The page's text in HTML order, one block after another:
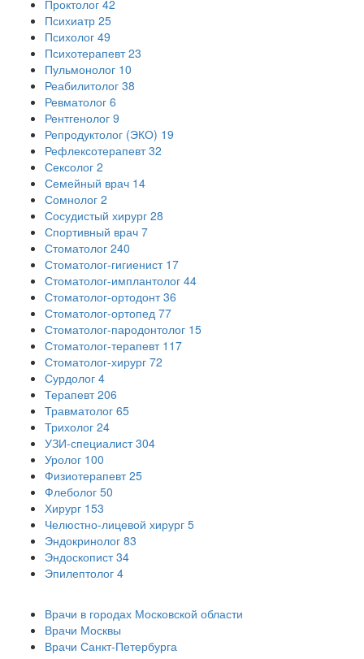
Проктолог 42
Психиатр 25
Психолог 49
Психотерапевт 23
Пульмонолог 10
Реабилитолог 38
Ревматолог 6
Рентгенолог 9
Репродуктолог (ЭКО) 19
Рефлексотерапевт 32
Сексолог 2
Семейный врач 14
Сомнолог 2
Сосудистый хирург 28
Спортивный врач 7
Стоматолог 240
Стоматолог-гигиенист 17
Стоматолог-имплантолог 44
Стоматолог-ортодонт 36
Стоматолог-ортопед 77
Стоматолог-пародонтолог 15
Стоматолог-терапевт 117
Стоматолог-хирург 72
Сурдолог 4
Терапевт 206
Травматолог 65
Трихолог 24
УЗИ-специалист 304
Уролог 100
Физиотерапевт 25
Флеболог 50
Хирург 153
Челюстно-лицевой хирург 5
Эндокринолог 83
Эндоскопист 34
Эпилептолог 4
Врачи в городах Московской области
Врачи Москвы
Врачи Санкт-Петербурга